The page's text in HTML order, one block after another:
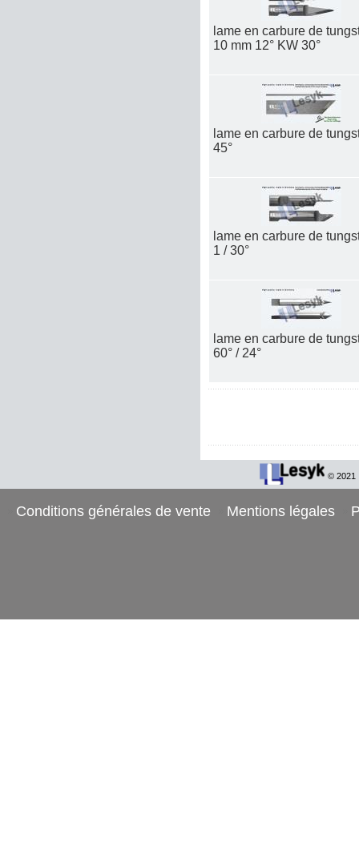
lame en carbure de
10 mm 12° KW 30°
lame en carbure de
45°
lame en carbure de
1 / 30°
lame en carbure de
60° / 24°
© 2021
Conditions générales de vente Mentions légales